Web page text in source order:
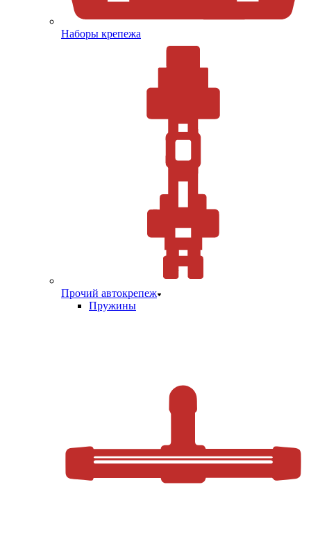
Наборы крепежа
Прочий автокрепеж
Пружины